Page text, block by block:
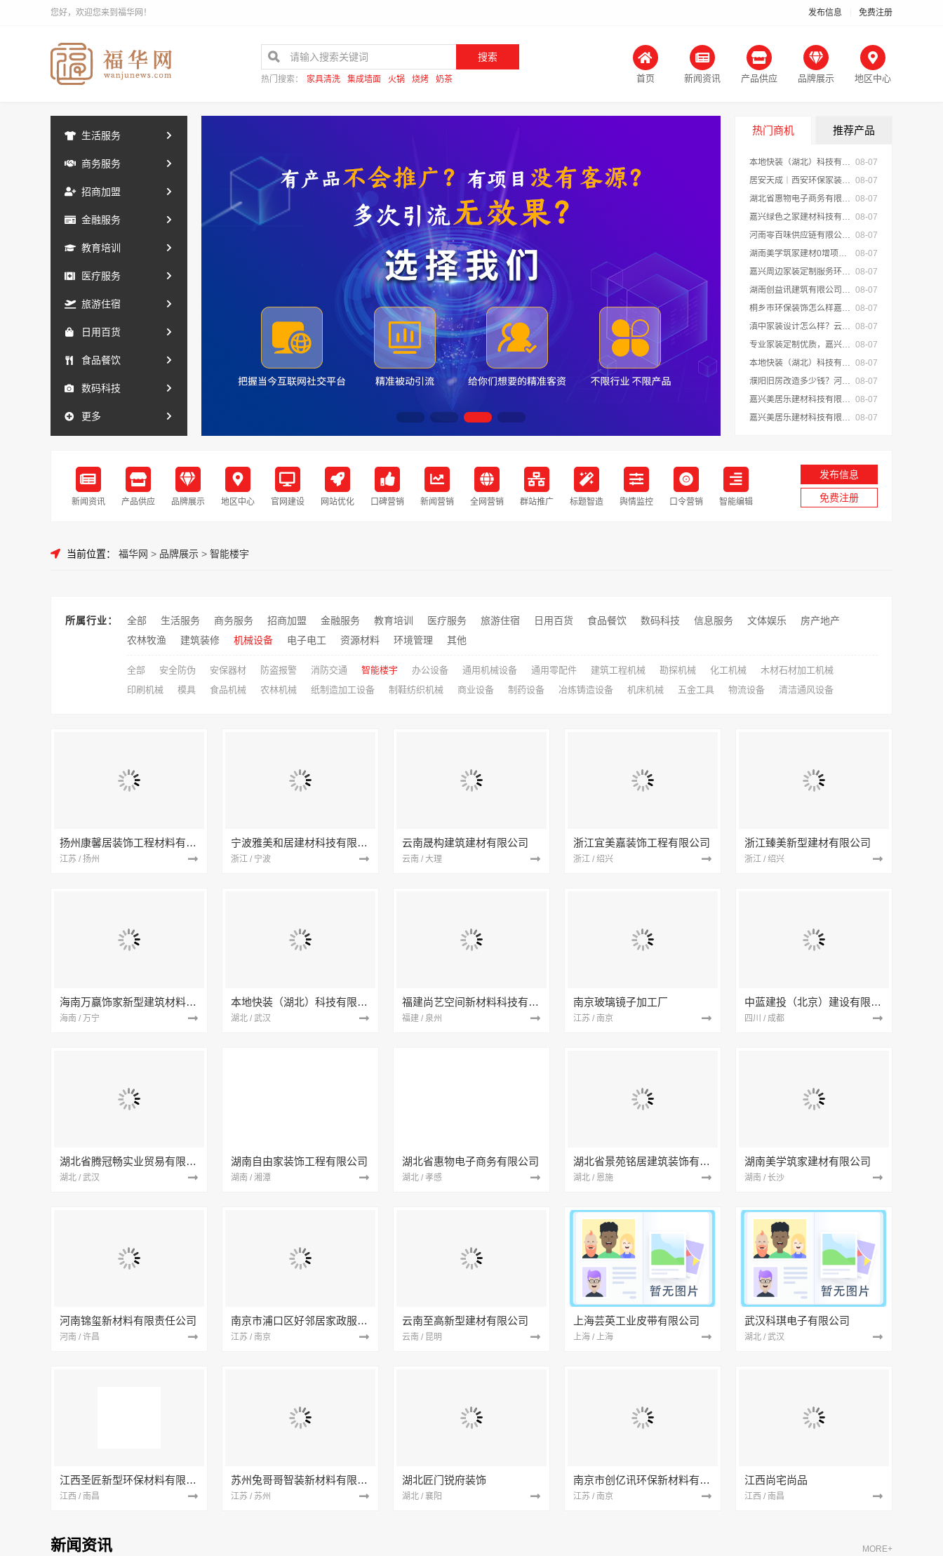
您好，欢迎您来到福华网！ 发布信息 免费注册
搜索
热门搜索： 家具清洗 集成墙面 火锅 烧烤 奶茶 首页 新闻资讯 产品供应 品牌展示 地区中心
生活服务
商务服务
招商加盟
金融服务
教育培训
医疗服务
旅游住宿
日用百货
食品餐饮
数码科技
更多
热门商机 推荐产品
本地快装（湖北）科技有限公司武汉轻量家庭装修新房 08-07
居安天成｜西安环保家装施工公寓 自有施工队 08-07
湖北省惠物电子商务有限公司推荐母婴用品厂家优缺点分享 08-07
嘉兴绿色之家建材科技有限公司：同城专业家庭装修机构优质 08-07
河南零百味供应链有限公司轻投入零食长久经营 08-07
湖南美学筑家建材0增项闭口合同局部改造装修
08-07
嘉兴周边家装定制服务环保材料，美派建材 08-07
湖南创益讯建筑有限公司 湖南口碑好的装修环保材料全包公司 08-07
桐乡市环保装饰怎么样嘉兴锦居装饰材料有限公司 08-07
滇中家装设计怎么样？云南至高新型建材有限公司专业靠谱 08-07
专业家装定制优质，嘉兴绿色之家建材科技有限公司提供一站式装修服务 08-07
本地快装（湖北）科技有限公司光谷极速装居家装修毛坯房 08-07
濮阳旧房改造多少钱？河南璟臻环保建材有限公司透明报价 08-07
嘉兴美居乐建材科技有限公司专业家装品质靠谱有保障 08-07
嘉兴美居乐建材科技有限公司新房装修空间规划施工案例 08-07
新闻资讯 产品供应 品牌展示 地区中心 官网建设 网站优化 口碑营销 新闻营销 全网营销 群站推广 标题智造 舆情监控 口令营销 智能编辑
发布信息
免费注册
当前位置： 福华网 > 品牌展示 > 智能楼宇
所属行业： 全部 生活服务 商务服务 招商加盟 金融服务 教育培训 医疗服务 旅游住宿 日用百货 食品餐饮 数码科技 信息服务 文体娱乐
房产地产
农林牧渔
建筑装修 机械设备 电子电工 资源材料 环境管理 其他
全部 安全防伪 安保器材 防盗报警 消防交通 智能楼宇 办公设备 通用机械设备 通用零配件 建筑工程机械 勘探机械 化工机械
木材石材加工机械
印刷机械
模具 食品机械 农林机械 纸制造加工设备 制鞋纺织机械 商业设备 制药设备 冶炼铸造设备 机床机械 五金工具 物流设备 清洁通风设备
扬州康馨居装饰工程材料有限公司
江苏 / 扬州
宁波雅美和居建材科技有限公司
浙江 / 宁波
云南晟构建筑建材有限公司
云南 / 大理
浙江宜美嘉装饰工程有限公司
浙江 / 绍兴
浙江臻美新型建材有限公司
浙江 / 绍兴
海南万赢饰家新型建筑材料有限公司
海南 / 万宁
本地快装（湖北）科技有限公司
湖北 / 武汉
福建尚艺空间新材料科技有限公司
福建 / 泉州
南京玻璃镜子加工厂
江苏 / 南京
中蓝建投（北京）建设有限公司四川第一分公司
四川 / 成都
湖北省腾冠畅实业贸易有限公司
湖北 / 武汉
湖南自由家装饰工程有限公司
湖南 / 湘潭
湖北省惠物电子商务有限公司
湖北 / 孝感
湖北省景苑铭居建筑装饰有限公司
湖北 / 恩施
湖南美学筑家建材有限公司
湖南 / 长沙
河南锦玺新材料有限责任公司
河南 / 许昌
南京市浦口区好邻居家政服务中心
江苏 / 南京
云南至高新型建材有限公司
云南 / 昆明
上海芸英工业皮带有限公司
上海 / 上海
武汉科琪电子有限公司
湖北 / 武汉
江西圣匠新型环保材料有限公司
江西 / 南昌
苏州兔哥哥智装新材料有限公司
江苏 / 苏州
湖北匠门锐府装饰
湖北 / 襄阳
南京市创亿讯环保新材料有限公司
江苏 / 南京
江西尚宅尚品
江西 / 南昌
新闻资讯 MORE+